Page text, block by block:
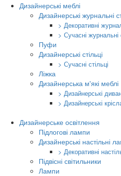
Дизайнерські меблі
Дизайнерські журнальні
> Декоративні
> Сучасні журнальні
Пуфи
Дизайнерські стільці
> Сучасні стільці
Ліжка
Дизайнерська м'які меблі
> Дизайнерські
> Дизайнерські
Дизайнерське освітлення
Підлогові лампи
Дизайнерські настільні
> Декоративні
Підвісні світильники
Лампи